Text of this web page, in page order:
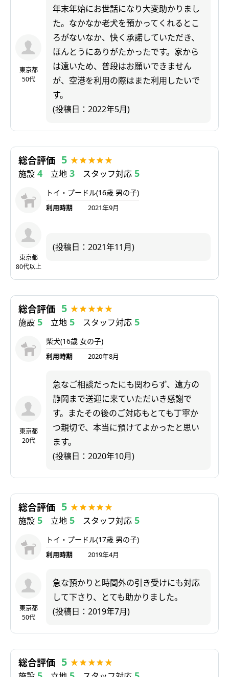
東京都
50代
年末年始にお世話になり大変助かりまし
た。なかなか老犬を預かってくれるとこ
ろがないなか、快く承諾していただき、
ほんとうにありがたかったです。家から
は遠いため、普段はお願いできません
が、空港を利用の際はまた利用したいで
す。
(投稿日：2022年5月)
総合評価 5
施設 4 立地 3 スタッフ対応 5
トイ・プードル(16歳 男の子)
利用時期 2021年9月
東京都
80代以上
(投稿日：2021年11月)
総合評価 5
施設 5 立地 5 スタッフ対応 5
柴犬(16歳 女の子)
利用時期 2020年8月
東京都
20代
急なご相談だったにも関わらず、遠方の
静岡まで送迎に来ていただいき感謝で
す。またその後のご対応もとても丁寧か
つ親切で、本当に預けてよかったと思い
ます。
(投稿日：2020年10月)
総合評価 5
施設 5 立地 5 スタッフ対応 5
トイ・プードル(17歳 男の子)
利用時期 2019年4月
東京都
50代
急な預かりと時間外の引き受けにも対応
して下さり、とても助かりました。
(投稿日：2019年7月)
総合評価 5